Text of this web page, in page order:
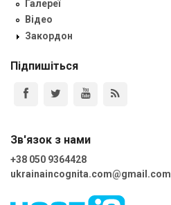
Галереї
Відео
Закордон
Підпишіться
Зв'язок з нами
+38 050 9364428
ukrainaincognita.com@gmail.com